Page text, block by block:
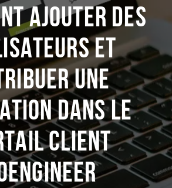
ajouter des
et
une
dans le
client